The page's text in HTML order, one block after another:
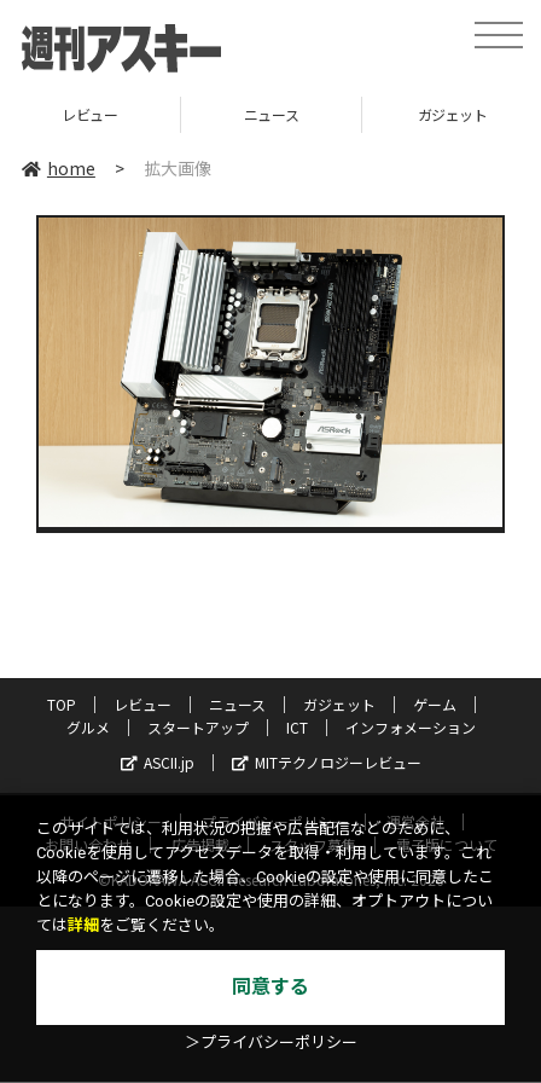
toggle
レビュー ニュース ガジェット
home > 拡大画像
TOP レビュー ニュース ガジェット
ゲーム
グルメ
スタートアップ ICT
インフォメーション
ASCII.jp
MITテクノロジーレビュー
サイトポリシー プライバシーポリシー
運営会社
お問い合わせ
広告掲載 スタッフ募集
電子版について
©KADOKAWA ASCII Research Laboratories, Inc. 2026
このサイトでは、利用状況の把握や広告配信などのために、
Cookieを使用してアクセスデータを取得・利用しています。これ
以降のページに遷移した場合、Cookieの設定や使用に同意したこ
とになります。Cookieの設定や使用の詳細、オプトアウトについ
ては詳細 をご覧ください。
同意する
＞プライバシーポリシー